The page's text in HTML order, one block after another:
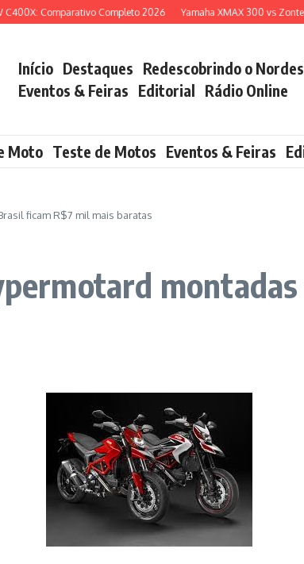
Comparativo Completo 2026 Yamaha XMAX 300 vs Zontes
Início Destaques Redescobrindo o
Eventos & Feiras Editorial Rádio Online
Moto Teste de Motos Eventos & Feiras
ficam R$7 mil mais baratas